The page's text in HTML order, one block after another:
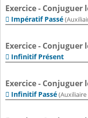
Exercice - Conjuguer
 Impératif Passé
Exercice - Conjuguer
 Infinitif Présent
Exercice - Conjuguer
 Infinitif Passé